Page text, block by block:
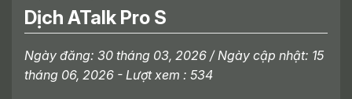
Dịch ATalk Pro S
Ngày đăng: 30 tháng 03, 2026 / Ngày cập nhật: 15
tháng 06, 2026 - Lượt xem : 534